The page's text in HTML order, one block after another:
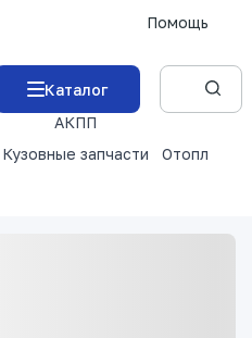
Помощь
Каталог
АКПП
Кузовные запчасти
Отопление